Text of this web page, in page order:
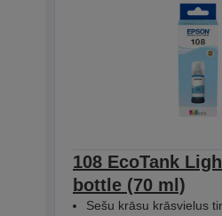
108 EcoTank
bottle (70 ml)
Sešu krāsu krāsvielus